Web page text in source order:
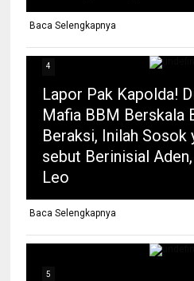
Baca Selengkapnya
4
Lapor Pak Kapolda!
Mafia BBM Berskala
Beraksi, Inilah Sosok
sebut Berinisial
Leo
Baca Selengkapnya
5